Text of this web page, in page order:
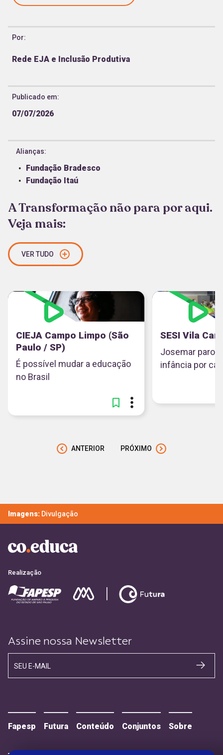
Por:
Rede EJA e Inclusão Produtiva
Publicado em:
07/07/2026
Alianças:
Fundação Bradesco
Fundação Itaú
A Transformação não para por aqui.
Veja mais:
VER TUDO
CIEJA Campo Limpo (São
Paulo / SP)
É possível mudar a educação
no Brasil
SESI Vila
Josemar parou
infância por
ANTERIOR PRÓXIMO
Imagens: Divulgação
Realização
Assine nossa Newsletter
SEU E-MAIL
Fapesp Futura Conteúdo Conjuntos Sobre